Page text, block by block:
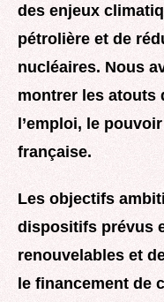
des enjeux
pétrolière et de
nucléaires. Nous
montrer les atouts
l’emploi, le
française.
Les objectifs
dispositifs prévus
renouvelables et
le financement de